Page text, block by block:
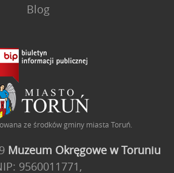
Blog
ze środków gminy miasta Toruń.
Muzeum Okręgowe w Toruniu
9560011771,